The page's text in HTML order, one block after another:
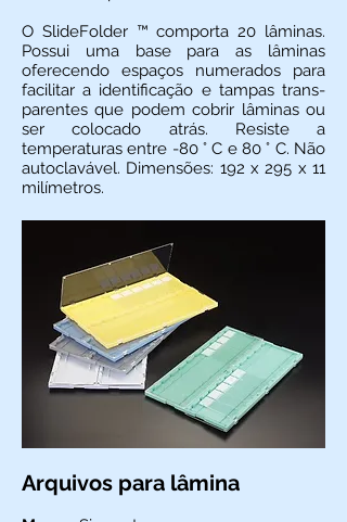
O SlideFolder ™ comporta 20 lâminas.
Possui uma base para as lâminas
oferecendo espaços numera­dos para
facilitar a identificação e tampas trans­
parentes que podem cobrir lâminas ou
ser colocado atrás. Resiste a
temperaturas entre -80 ° C e 80 ° C. Não
autoclavável. Dimensões: 192 x 295 x 11
milímetros.
Arquivos para lâmina